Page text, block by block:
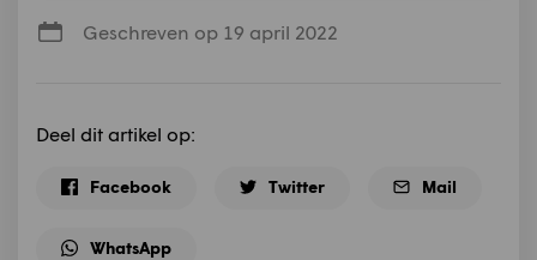
Geschreven op 19 april 2022
Deel dit artikel op:
Facebook Twitter Mail
WhatsApp